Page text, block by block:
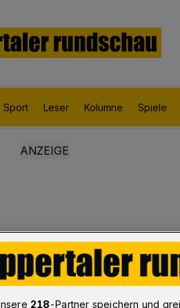
Sport Leser Kolumne Spiele
218-Partner speichern und